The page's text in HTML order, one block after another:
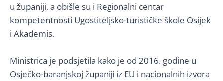
u županiji, a obišle su i Regionalni centar
kompetentnosti Ugostiteljsko-turističke škole Osijek
i Akademis.
Ministrica je podsjetila kako je od 2016. godine u
Osječko-baranjskoj županiji iz EU i nacionalnih izvora